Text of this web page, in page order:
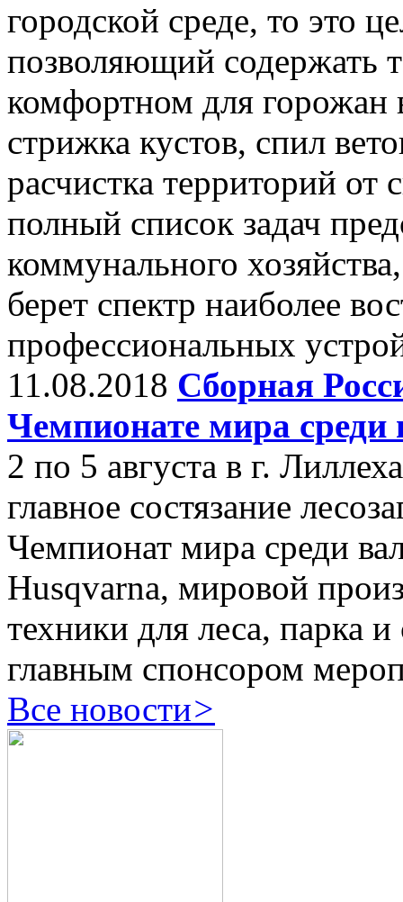
городской среде, то это
позволяющий содержать
комфортном для горожан
стрижка кустов, спил
расчистка территорий от
полный список задач
коммунального
берет спектр наиболее
профессиональных
11.08.2018 Сборная
Чемпионате мира среди
2 по 5 августа в г.
главное состязание
Чемпионат мира среди
Husqvarna, мировой
техники для леса, парка
главным спонсором
Все новости>